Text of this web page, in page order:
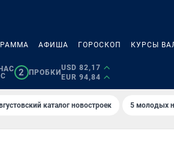
АФИША ГОРОСКОП КУРСЫ
2 ПРОБКИ
USD 82,17
EUR 94,84
каталог новостроек 5 молодых